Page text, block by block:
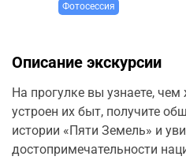
Фотосессия
Описание экскурсии
На прогулке вы узнаете,
устроен их быт, получите
истории «Пяти Земель» и
достопримечательности